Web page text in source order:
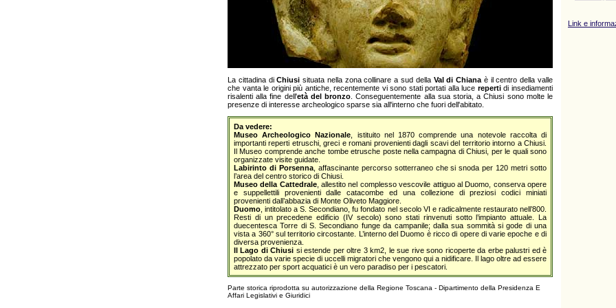
Link e
La cittadina diChiusi situata nella zona collinare a sud della Val di Chiana è il centro della valle
che vanta le origini più antiche, recentemente vi sono stati portati alla luce repertidi insediamenti
risalenti alla fine dell'età del bronzo . Conseguentemente alla sua storia, a Chiusi sono molte le
presenze di interesse archeologico sparse sia all'interno che fuori dell'abitato.
Da vedere:
Museo Archeologico Nazionale , istituito nel 1870 comprende una notevole raccolta di
importanti reperti etruschi, greci e romani provenienti dagli scavi del territorio intorno a Chiusi.
Il Museo comprende anche tombe etrusche poste nella campagna di Chiusi, per le quali sono
organizzate visite guidate.
Labirinto di Porsenna, affascinante percorso sotterraneo che si snoda per 120 metri sotto
l’area del centro storico di Chiusi.
Museo della Cattedrale, allestito nel complesso vescovile attiguo al Duomo, conserva opere
e suppellettili provenienti dalle catacombe ed una collezione di preziosi codici miniati
provenienti dall’abbazia di Monte Oliveto Maggiore.
Duomo , intitolato a S. Secondiano, fu fondato nel secolo VI e radicalmente restaurato nell’800.
Resti di un precedene edificio (IV secolo) sono stati rinvenuti sotto l’impianto attuale. La
duecentesca Torre di S. Secondiano funge da campanile; dalla sua sommità si gode di una
vista a 360° sul territorio circostante. L’interno del Duomo è ricco di opere di varie epoche e di
diversa provenienza.
Il Lago di Chiusi si estende per oltre 3 km2, le sue rive sono ricoperte da erbe palustri ed è
popolato da varie specie di uccelli migratori che vengono qui a nidificare. Il lago oltre ad essere
attrezzato per sport acquatici è un vero paradiso per i pescatori.
Parte storica riprodotta su autorizzazione della Regione Toscana - Dipartimento della Presidenza E
Affari Legislativi e Giuridici